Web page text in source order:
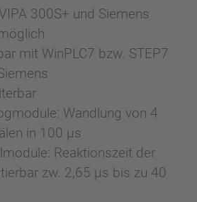
300S+ und Siemens
mit WinPLC7 bzw. STEP7
Wandlung von 4
in 100 µs
Reaktionszeit der
zw. 2,65 µs bis zu 40